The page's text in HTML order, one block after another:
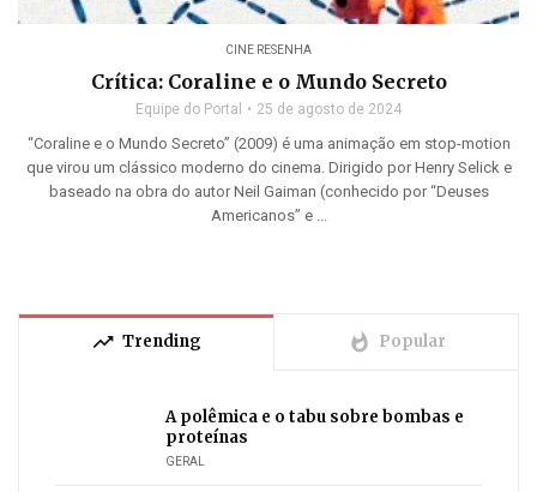
CINE RESENHA
Crítica: Coraline e o Mundo Secreto
Equipe do Portal 25 de agosto de 2024
“Coraline e o Mundo Secreto” (2009) é uma animação em stop-motion
que virou um clássico moderno do cinema. Dirigido por Henry Selick e
baseado na obra do autor Neil Gaiman (conhecido por “Deuses
Americanos” e ...
trending_up Trending whatshot Popular
A polêmica e o tabu sobre bombas e
proteínas
GERAL